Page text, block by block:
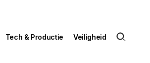
Tech & Productie Veiligheid